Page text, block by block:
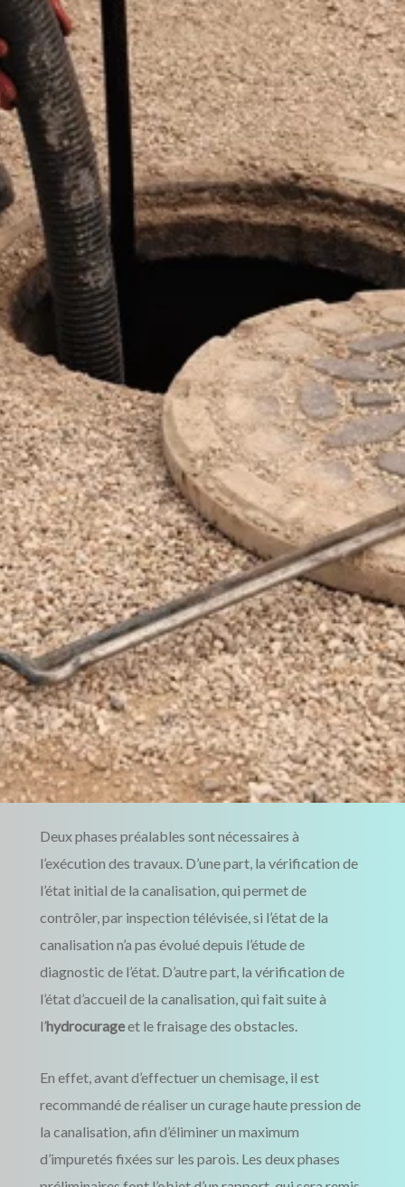
Deux phases préalables sont nécessaires à
l’exécution des travaux. D’une part, la vérification de
l’état initial de la canalisation, qui permet de
contrôler, par inspection télévisée, si l’état de la
canalisation n’a pas évolué depuis l’étude de
diagnostic de l’état. D’autre part, la vérification de
l’état d’accueil de la canalisation, qui fait suite à
l’hydrocurageet le fraisage des obstacles.
En effet, avant d’effectuer un chemisage, il est
recommandé de réaliser un curage haute pression de
la canalisation, afin d’éliminer un maximum
d’impuretés fixées sur les parois. Les deux phases